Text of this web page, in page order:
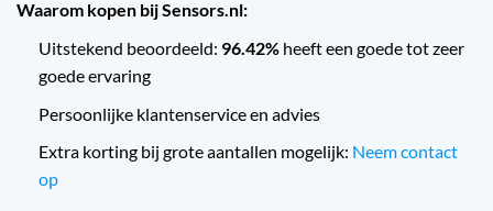
Waarom kopen bij Sensors.nl:
Uitstekend beoordeeld: 96.42% heeft een goede tot zeer
goede ervaring
Persoonlijke klantenservice en advies
Extra korting bij grote aantallen mogelijk: Neem contact
op